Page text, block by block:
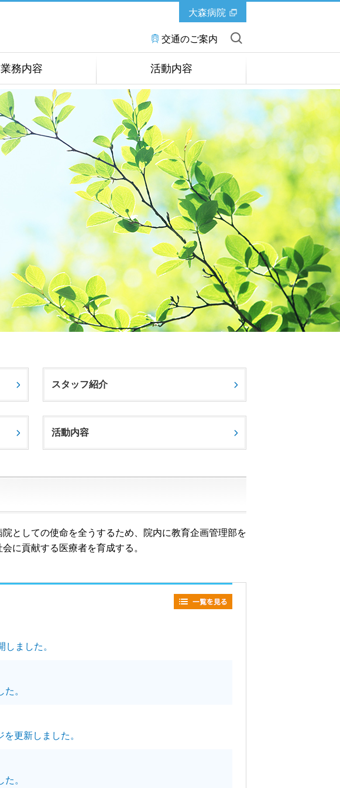
大森病院
交通のご案内
業務内容 活動内容
スタッフ紹介
活動内容
としての使命を全うするため、院内に教育企画管理部を
に貢献する医療者を育成する。
ました。
。
更新しました。
。